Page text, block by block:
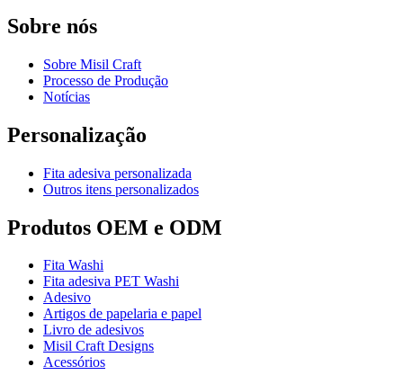
Sobre nós
Sobre Misil Craft
Processo de Produção
Notícias
Personalização
Fita adesiva personalizada
Outros itens personalizados
Produtos OEM e ODM
Fita Washi
Fita adesiva PET Washi
Adesivo
Artigos de papelaria e papel
Livro de adesivos
Misil Craft Designs
Acessórios